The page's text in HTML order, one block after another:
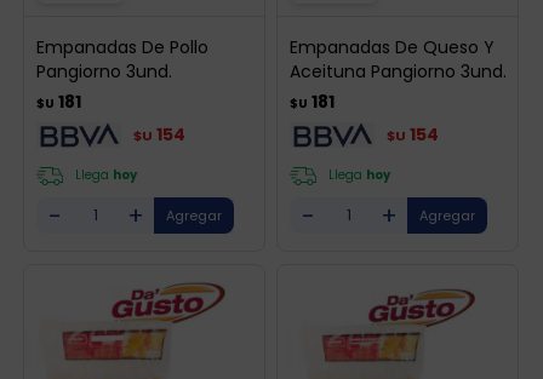
Empanadas De Pollo
Pangiorno 3und.
$U 181
$U 154
Llega hoy
- +
Empanadas De Queso Y
Aceituna Pangiorno 3und.
$U 181
$U 154
Llega hoy
- +